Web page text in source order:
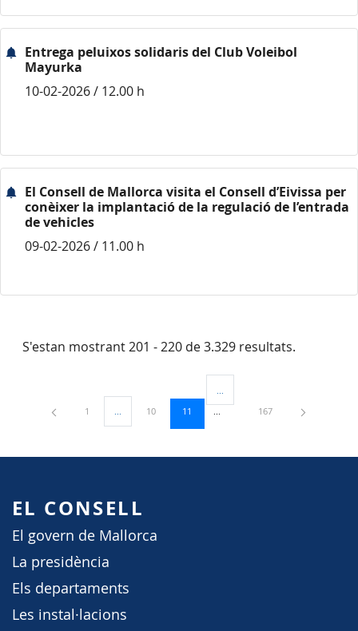
Entrega peluixos solidaris del Club Voleibol
Mayurka
10-02-2026 / 12.00 h
El Consell de Mallorca visita el Consell d’Eivissa per
conèixer la implantació de la regulació de l’entrada
de vehicles
09-02-2026 / 11.00 h
S'estan mostrant 201 - 220 de 3.329 resultats.
Pàgina
1 ...Pàgines intermèdies Utilitzeu TAB per navegar.
Pàgina
10 Pàgina
11
Pàgines intermèdies Utilitzeu
Pàgina
167
EL CONSELL
El govern de Mallorca
La presidència
Els departaments
Les instal·lacions